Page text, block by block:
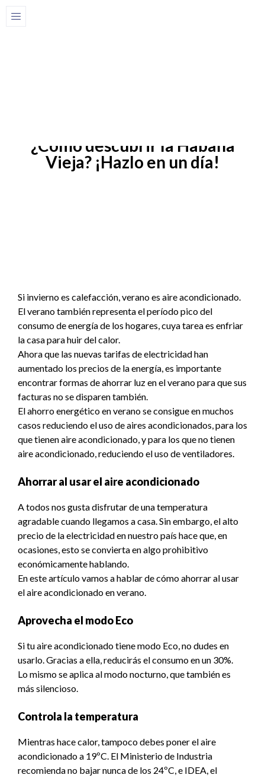
Home
¿Cómo descubrir la Habana
Vieja? ¡Hazlo en un día!
Si invierno es calefacción, verano es aire acondicionado.
El verano también representa el período pico del
consumo de energía de los hogares, cuya tarea es enfriar
la casa para huir del calor.
Ahora que las nuevas tarifas de electricidadhan
aumentado los precios de la energía, es importante
encontrar formas deahorrar luzen el verano para que sus
facturas no se disparen también.
El ahorro energético en verano se consigue en muchos
casos reduciendo el uso de aires acondicionados, para los
que tienen aire acondicionado, y para los que no tienen
aire acondicionado, reduciendo el uso de ventiladores.
Ahorrar al usar el aire acondicionado
A todos nos gusta disfrutar de una temperatura
agradable cuando llegamos a casa. Sin embargo, el alto
precio de la electricidad en nuestro país hace que, en
ocasiones, esto se convierta en algo prohibitivo
económicamente hablando.
En este artículo vamos a hablar de cómo ahorrar al usar
el aire acondicionado en verano.
Aprovecha el modo Eco
Si tu aire acondicionado tiene modo Eco, no dudes en
usarlo. Gracias a ella, reducirás el consumo en un 30%.
Lo mismo se aplica al modo nocturno, que también es
más silencioso.
Controla la temperatura
Mientras hace calor, tampoco debes poner el aire
acondicionado a 19ºC. El Ministerio de Industria
recomienda no bajar nunca de los 24ºC, e IDEA, el